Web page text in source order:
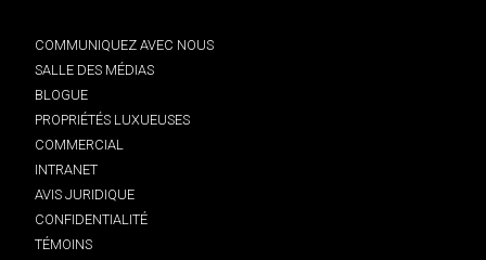
COMMUNIQUEZ AVEC NOUS
SALLE DES MÉDIAS
BLOGUE
PROPRIÉTÉS LUXUEUSES
COMMERCIAL
INTRANET
AVIS JURIDIQUE
CONFIDENTIALITÉ
TÉMOINS